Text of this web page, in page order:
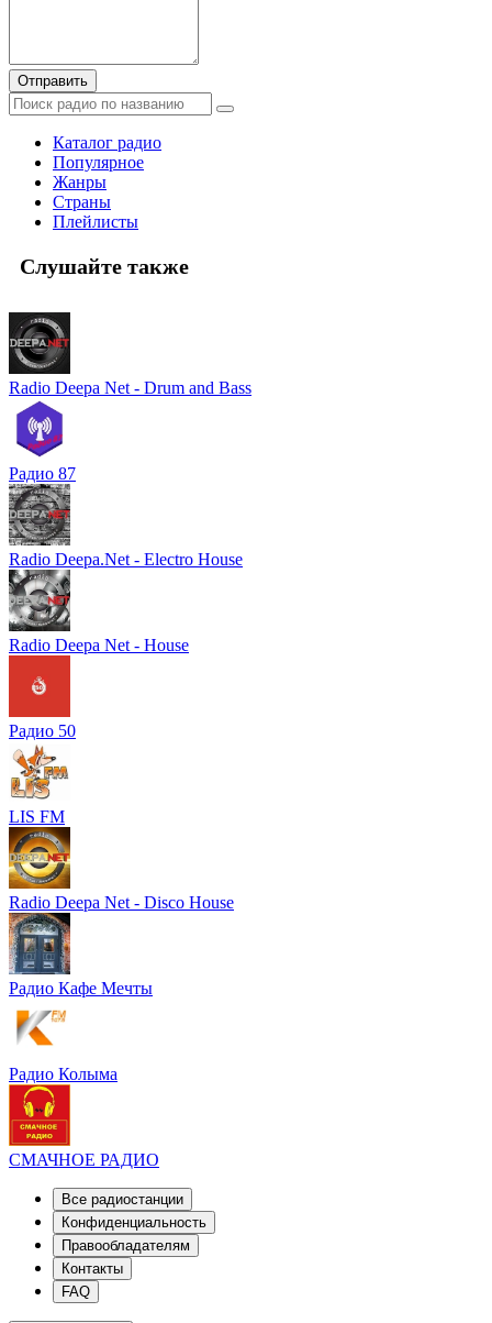
Отправить
Каталог радио
Популярное
Жанры
Страны
Плейлисты
Слушайте также
Radio Deepa Net - Drum and Bass
Радио 87
Radio Deepa.Net - Electro House
Radio Deepa Net - House
Радио 50
LIS FM
Radio Deepa Net - Disco House
Радио Кафе Мечты
Радио Колыма
СМАЧНОЕ РАДИО
Все радиостанции
Конфиденциальность
Правообладателям
Контакты
FAQ